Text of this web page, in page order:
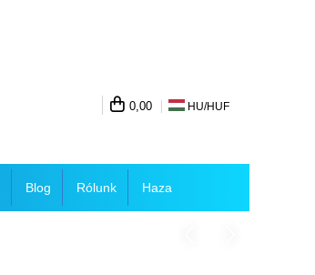
0,00 HU/HUF
Blog Rólunk Haza